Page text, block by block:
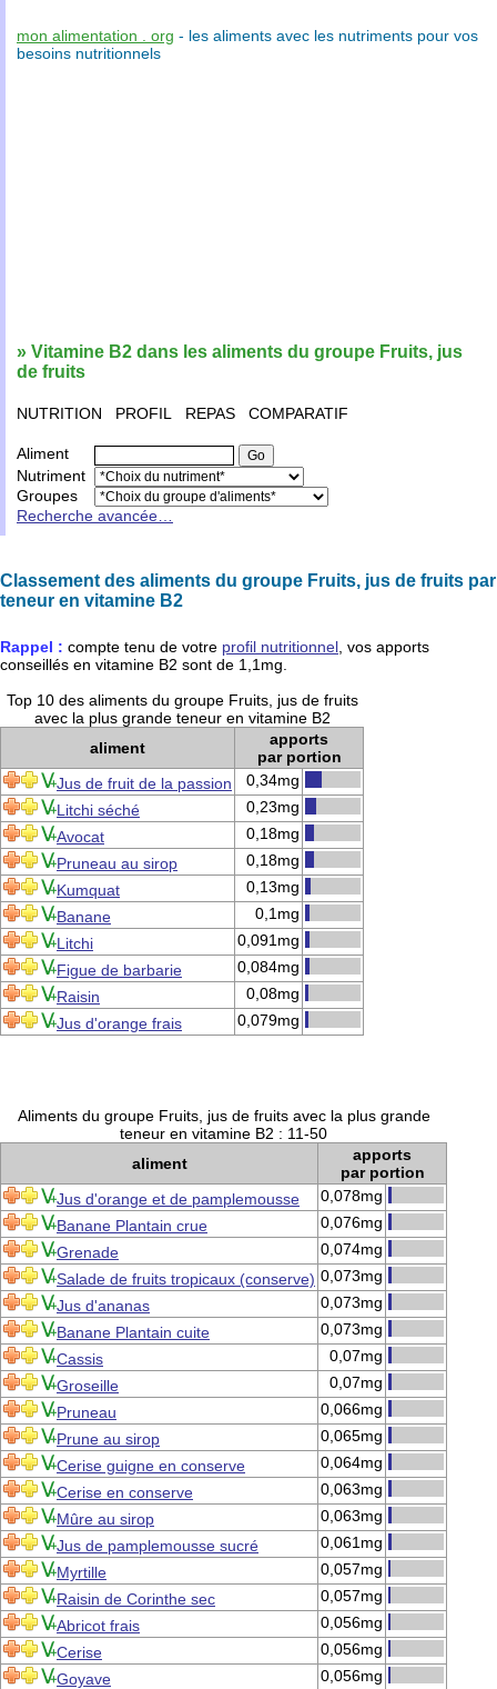
mon alimentation . org - les aliments avec les nutriments pour vos
besoins nutritionnels
» Vitamine B2 dans les aliments du groupe Fruits, jus
de fruits
NUTRITION PROFIL REPAS COMPARATIF
Aliment
Nutriment
Groupes
Recherche avancée…
Classement des aliments du groupe Fruits, jus de fruits par
teneur en vitamine B2
Rappel : compte tenu de votre profil nutritionnel , vos apports
conseillés en vitamine B2 sont de 1,1mg
Top 10 des aliments du groupe Fruits, jus de fruits
avec la plus grande teneur en vitamine B2
aliment
apports
par portion
Jus de fruit de la passion
0,34mg
Litchi séché
0,23mg
Avocat
0,18mg
Pruneau au sirop
0,18mg
Kumquat
0,13mg
Banane
0,1mg
Litchi
0,091mg
Figue de barbarie
0,084mg
Raisin
0,08mg
Jus d'orange frais
0,079mg
Aliments du groupe Fruits, jus de fruits avec la plus grande
teneur en vitamine B2 : 11-50
aliment
apports
par portion
Jus d'orange et de pamplemousse
0,078mg
Banane Plantain crue
0,076mg
Grenade
0,074mg
Salade de fruits tropicaux (conserve) 0,073mg
Jus d'ananas
0,073mg
Banane Plantain cuite
0,073mg
Cassis
0,07mg
Groseille
0,07mg
Pruneau
0,066mg
Prune au sirop
0,065mg
Cerise guigne en conserve
0,064mg
Cerise en conserve
0,063mg
Mûre au sirop
0,063mg
Jus de pamplemousse sucré
0,061mg
Myrtille
0,057mg
Raisin de Corinthe sec
0,057mg
Abricot frais
0,056mg
Cerise
0,056mg
Goyave
0,056mg